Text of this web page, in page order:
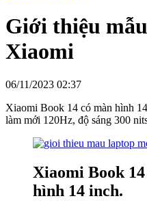
Giới thiệu
Xiaomi
06/11/2023 02:37
Xiaomi Book 14 có màn hình
làm mới 120Hz, độ sáng 300
Xiaomi Book
hình 14 inch.